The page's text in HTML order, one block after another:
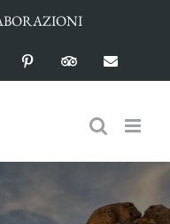
PinterestTripAdvisor
Email